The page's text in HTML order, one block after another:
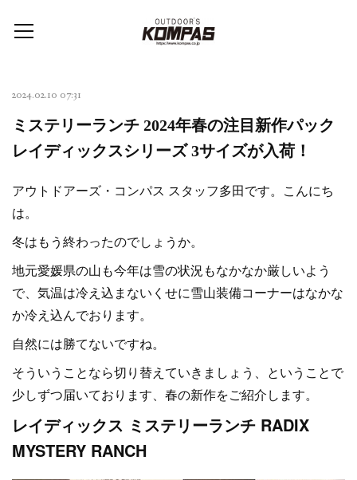
2024.02.10 07:31
ミステリーランチ 2024年春の注目新作パック
レイディックスシリーズ 3サイズが入荷！
アウトドアーズ・コンパス スタッフ多田です。こんにち
は。
冬はもう終わったのでしょうか。
地元愛媛県の山も今年は雪の状況もなかなか厳しいよう
で、気温は冷え込まないくせに雪山装備コーナーはなかな
か冷え込んでおります。
自然には勝てないですね。
そういうことなら切り替えていきましょう、ということで
少しずつ届いております、春の新作をご紹介します。
レイディックス ミステリーランチ RADIX
MYSTERY RANCH